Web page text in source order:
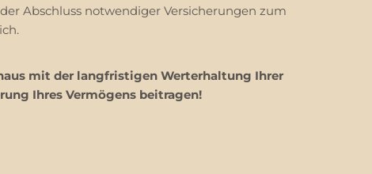
Abschluss notwendiger Versicherungen zum
mit der langfristigen Werterhaltung Ihrer
Ihres Vermögens beitragen!